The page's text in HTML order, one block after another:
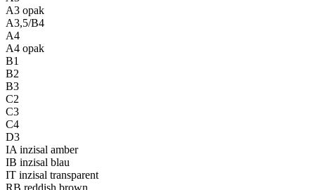
A3 opak
A3,5/B4
A4
A4 opak
B1
B2
B3
C2
C3
C4
D3
IA inzisal amber
IB inzisal blau
IT inzisal transparent
RB reddish brown